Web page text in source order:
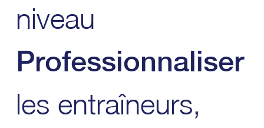
niveau
Professionnaliser
les entraîneurs,